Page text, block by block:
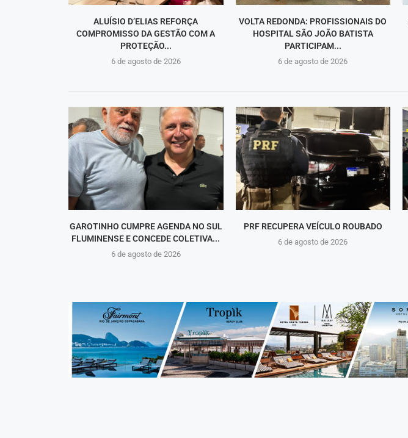
ALUÍSIO D’ELIAS REFORÇA
COMPROMISSO DA GESTÃO COM A
PROTEÇÃO...
6 de agosto de 2026
VOLTA REDONDA: PROFISSIONAIS DO
HOSPITAL SÃO JOÃO BATISTA
PARTICIPAM...
6 de agosto de 2026
GAROTINHO CUMPRE AGENDA NO SUL
FLUMINENSE E CONCEDE COLETIVA...
6 de agosto de 2026
PRF RECUPERA VEÍCULO ROUBADO
6 de agosto de 2026